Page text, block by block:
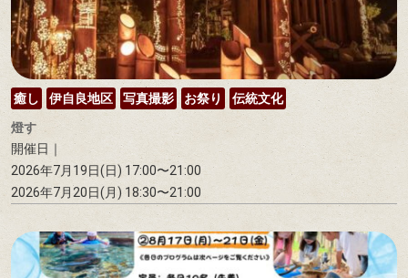
癒し 伊自良地区 写真撮影 お祭り
伝統文化
燈す
開催日｜
2026年7月19日(日) 17:00〜21:00
2026年7月20日(月) 18:30〜21:00